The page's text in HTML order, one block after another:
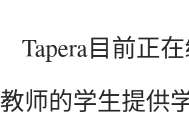
Tapera目前正
教师的学生提供